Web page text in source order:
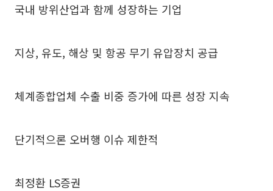
국내 방위산업과 함께 성장하는 기업
지상, 유도, 해상 및 항공 무기 유압장치 공급
체계종합업체 수출 비중 증가에 따른 성장 지속
단기적으론 오버행 이슈 제한적
최정환 LS증권